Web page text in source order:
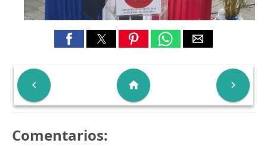
 
home
Comentarios: